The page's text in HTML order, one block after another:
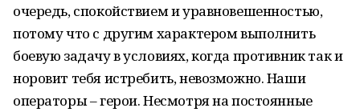
очередь, спокойствием и уравновешенностью,
потому что с другим характером выполнить
боевую задачу в условиях, когда противник так и
норовит тебя истребить, невозможно. Наши
операторы – герои. Несмотря на постоянные